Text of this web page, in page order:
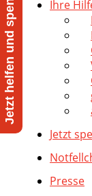
Ihre
Jetzt
Presse
Jetzt helfen und spenden